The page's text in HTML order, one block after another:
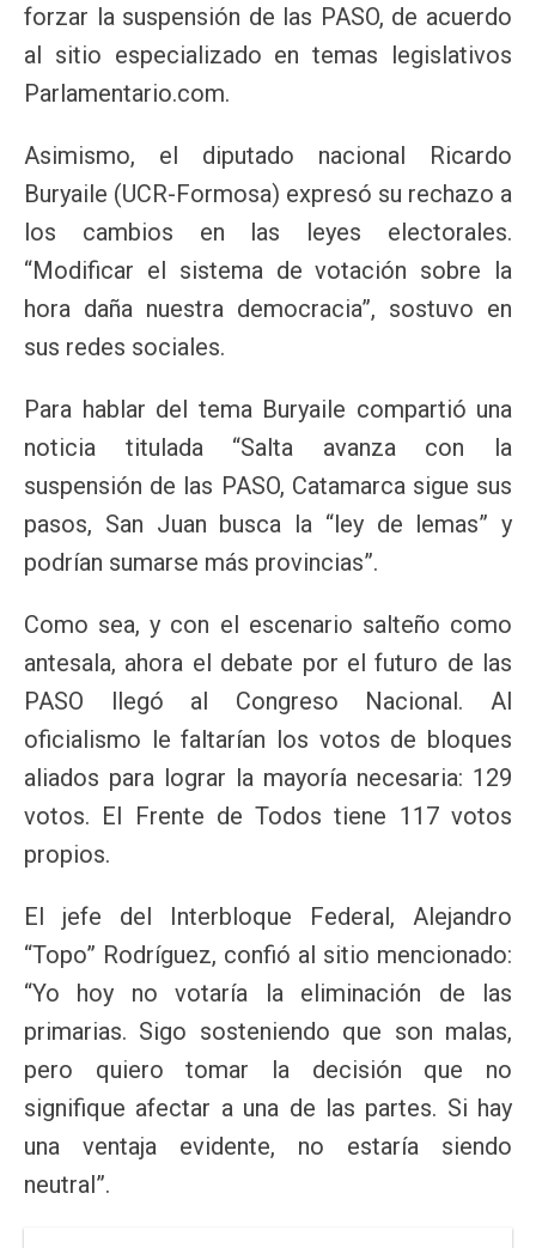
forzar la suspensión de las PASO, de acuerdo
al sitio especializado en temas legislativos
Parlamentario.com.
Asimismo, el diputado nacional Ricardo
Buryaile (UCR-Formosa) expresó su rechazo a
los cambios en las leyes electorales.
“Modificar el sistema de votación sobre la
hora daña nuestra democracia”, sostuvo en
sus redes sociales.
Para hablar del tema Buryaile compartió una
noticia titulada “Salta avanza con la
suspensión de las PASO, Catamarca sigue sus
pasos, San Juan busca la “ley de lemas” y
podrían sumarse más provincias”.
Como sea, y con el escenario salteño como
antesala, ahora el debate por el futuro de las
PASO llegó al Congreso Nacional. Al
oficialismo le faltarían los votos de bloques
aliados para lograr la mayoría necesaria: 129
votos. El Frente de Todos tiene 117 votos
propios.
El jefe del Interbloque Federal, Alejandro
“Topo” Rodríguez, confió al sitio mencionado:
“Yo hoy no votaría la eliminación de las
primarias. Sigo sosteniendo que son malas,
pero quiero tomar la decisión que no
signifique afectar a una de las partes. Si hay
una ventaja evidente, no estaría siendo
neutral”.